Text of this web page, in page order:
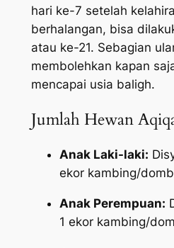
hari ke-7 setelah
berhalangan, bisa
atau ke-21. Sebagian
membolehkan kapan
mencapai usia baligh.
Jumlah Hewan
Anak Laki-laki:
ekor kambing/
Anak Perempuan:
1 ekor kambing/